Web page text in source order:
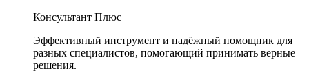
Консультант Плюс
Эффективный инструмент и надёжный помощник для
разных специалистов, помогающий принимать верные
решения.